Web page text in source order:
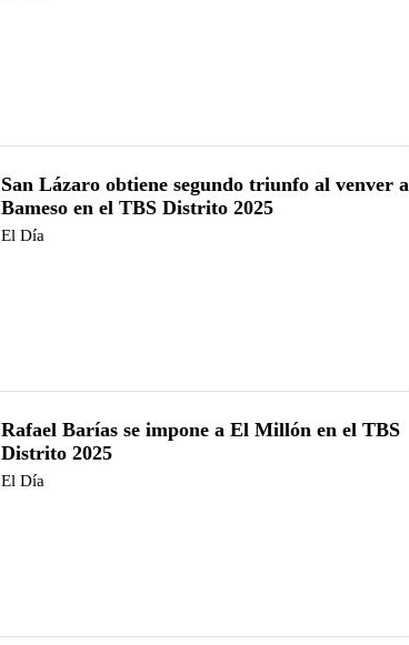
San Lázaro obtiene segundo triunfo al venver a
Bameso en el TBS Distrito 2025
El Día
Rafael Barías se impone a El Millón en el TBS
Distrito 2025
El Día